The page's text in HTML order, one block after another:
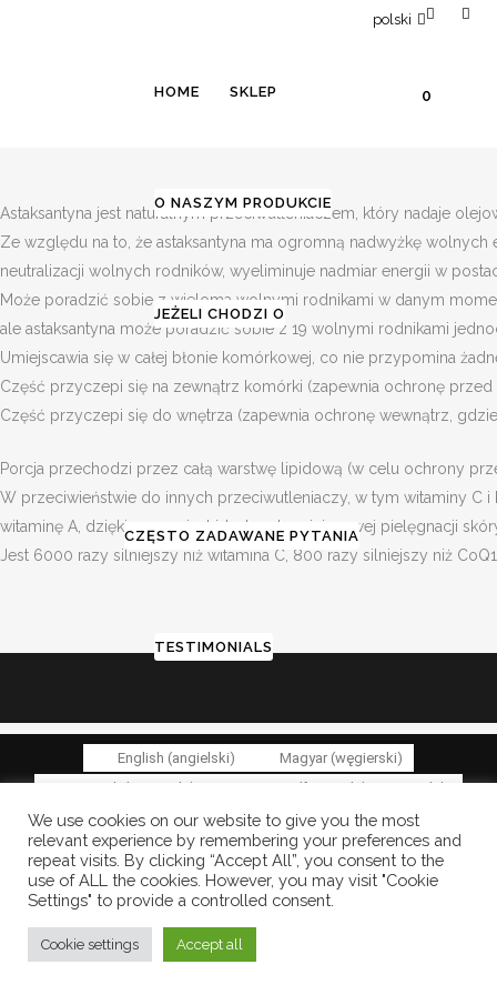
polski
0
HOME SKLEP
O NASZYM PRODUKCIE
JEŻELI CHODZI O
CZĘSTO ZADAWANE PYTANIA
TESTIMONIALS
CONTACT
CO TO JEST
Astaksantyna jest naturalnym przeciwutleniaczem, który nadaje
Ze względu na to, że astaksantyna ma ogromną nadwyżkę
neutralizacji wolnych rodników, wyeliminuje nadmiar energii w
Może poradzić sobie z wieloma wolnymi rodnikami w danym
ale astaksantyna może poradzić sobie z 19 wolnymi rodnikami
Umiejscawia się w całej błonie komórkowej, co nie przypomina
Część przyczepi się na zewnątrz komórki (zapewnia ochronę
Część przyczepi się do wnętrza (zapewnia ochronę wewnątrz,
Porcja przechodzi przez całą warstwę lipidową (w celu ochrony
W przeciwieństwie do innych przeciwutleniaczy, w tym witaminy C i
witaminę A, dzięki czemu jest idealna do miejscowej pielęgnacji
Jest 6000 razy silniejszy niż witamina C, 800 razy silniejszy niż
We use cookies on our website to give you the most
relevant experience by remembering your preferences and
repeat visits. By clicking “Accept All”, you consent to the
use of ALL the cookies. However, you may visit "Cookie
Settings" to provide a controlled consent.
Cookie settings Accept all
English (angielski) Magyar(węgierski)
Deutsch
(niemiecki ) (francuski)
polski
Italiano(włoski) Română(rumuński) Ελληνικα
Español(hiszpański)